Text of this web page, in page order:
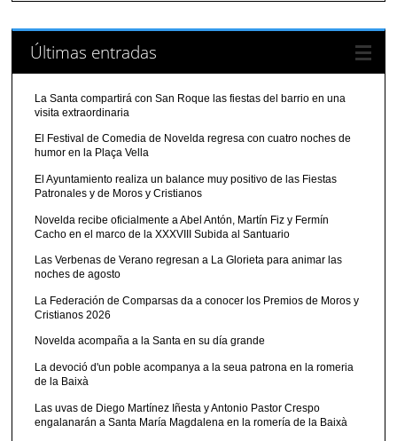
Últimas entradas
La Santa compartirá con San Roque las fiestas del barrio en una
visita extraordinaria
El Festival de Comedia de Novelda regresa con cuatro noches de
humor en la Plaça Vella
El Ayuntamiento realiza un balance muy positivo de las Fiestas
Patronales y de Moros y Cristianos
Novelda recibe oficialmente a Abel Antón, Martín Fiz y Fermín
Cacho en el marco de la XXXVIII Subida al Santuario
Las Verbenas de Verano regresan a La Glorieta para animar las
noches de agosto
La Federación de Comparsas da a conocer los Premios de Moros y
Cristianos 2026
Novelda acompaña a la Santa en su día grande
La devoció d'un poble acompanya a la seua patrona en la romeria
de la Baixà
Las uvas de Diego Martínez Iñesta y Antonio Pastor Crespo
engalanarán a Santa María Magdalena en la romería de la Baixà